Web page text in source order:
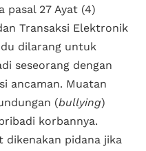
pasal 27 Ayat (4)
Transaksi Elektronik
dilarang untuk
seseorang dengan
ancaman. Muatan
(bullying)
korbannya.
dikenakan pidana jika